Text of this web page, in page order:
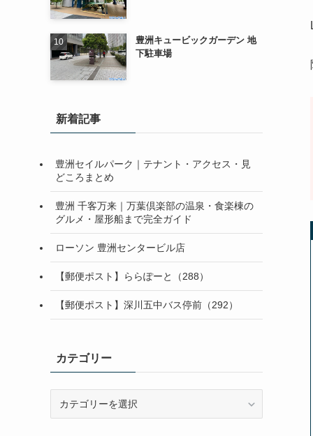
豊洲キュービックガーデン 地
下駐車場
新着記事
豊洲セイルパーク｜テナント・アクセス・見
どころまとめ
豊洲 千客万来｜万葉倶楽部の温泉・食楽棟の
グルメ・屋形船まで完全ガイド
ローソン 豊洲センタービル店
【郵便ポスト】ららぽーと（288）
【郵便ポスト】深川五中バス停前（292）
カテゴリー